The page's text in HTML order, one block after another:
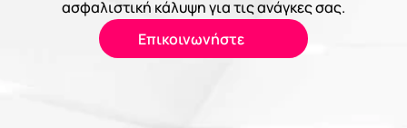
ασφαλιστική κάλυψη για τις ανάγκες σας.
Επικοινωνήστε